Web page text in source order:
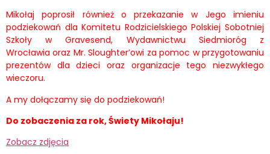
Mikołaj poprosił również o przekazanie w Jego imieniu
podziekowań dla Komitetu Rodzicielskiego Polskiej Sobotniej
Szkoły w Gravesend, Wydawnictwu Siedmioróg z
Wrocławia oraz Mr. Sloughter’owi za pomoc w przygotowaniu
prezentów dla dzieci oraz organizacje tego niezwykłego
wieczoru.
A my dołączamy się do podziekowań!
Do zobaczenia za rok, Świety Mikołaju!
Zobacz zdjęcia